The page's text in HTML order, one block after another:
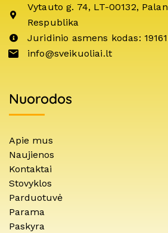
Vytauto g. 74, LT-00132,
Respublika
Juridinio asmens kodas:
info@sveikuoliai.lt
Nuorodos
Apie mus
Naujienos
Kontaktai
Stovyklos
Parduotuvė
Parama
Paskyra